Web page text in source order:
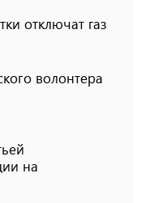
отключат газ
волонтера
на